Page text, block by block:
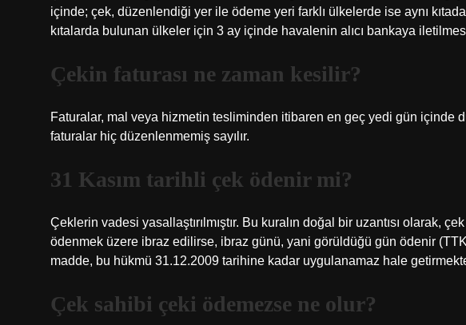
içinde; çek, düzenlendiği yer ile ödeme yeri farklı ülkelerde ise aynı
kıtalarda bulunan ülkeler için 3 ay içinde havalenin alıcı bankaya
Çekin faturası ne zaman kesilir?
Faturalar, mal veya hizmetin tesliminden itibaren en geç yedi gün içinde
faturalar hiç düzenlenmemiş sayılır.
31 Kasım tarihli çek ödenir mi?
Çeklerin vadesi yasallaştırılmıştır. Bu kuralın doğal bir uzantısı olarak,
ödenmek üzere ibraz edilirse, ibraz günü, yani görüldüğü gün ödenir
madde, bu hükmü 31.12.2009 tarihine kadar uygulanamaz hale
Çek sahibi çeki ödemezse ne olur?